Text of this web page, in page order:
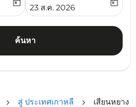
date-aria-label
today
fc-booking-return-date-
23 ส.ค. 2026
today
ค้นหา
สู่ ประเทศเกาหลี
เสียนหยาง